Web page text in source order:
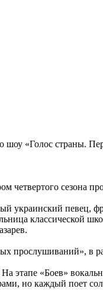
шоу «Голос страны.
сезона
украинский певец,
классической
прослушиваний», в
этапе «Боев»
но каждый поет